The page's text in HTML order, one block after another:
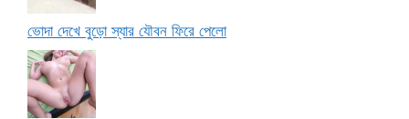
ভোদা দেখে বুড়ো স্যার যৌবন ফিরে পেলো